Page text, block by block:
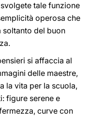
tale funzione
operosa che
soltanto del buon
si affaccia al
delle maestre,
la vita per la scuola,
figure serene e
curve con